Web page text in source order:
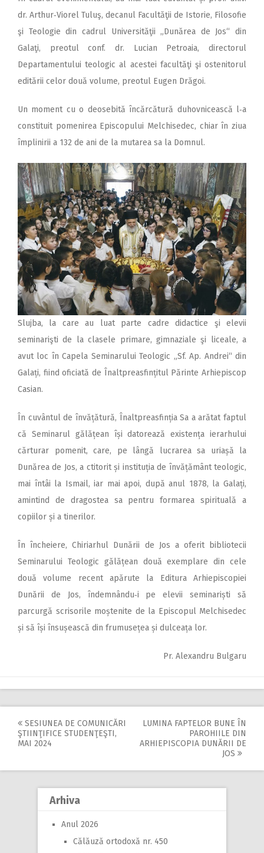
dr. Arthur‑Viorel Tuluş, decanul Facultăţii de Istorie, Filosofie
şi Teologie din cadrul Universităţii „Dunărea de Jos“ din
Galaţi, preotul conf. dr. Lucian Petroaia, directorul
Departamentului teologic al acestei facultăţi şi ostenitorul
editării celor două volume, preotul Eugen Drăgoi.
Un moment cu o deosebită încărcătură duhovnicească l‑a
constituit pomenirea Epis­copului Melchisedec, chiar în ziua
împlinirii a 132 de ani de la mutarea sa la Domnul.
Slujba, la care au luat parte cadre didactice şi elevii
seminarişti de la clasele primare, gimnaziale şi liceale, a
avut loc în Capela Seminarului Teologic „Sf. Ap. Andrei“ din
Galați, fiind oficiată de Înaltpreasfințitul Părinte Arhiepiscop
Casian.
În cuvântul de învățătură, Înaltpreasfinția Sa a arătat faptul
că Seminarul gălățean își datorează existența ierarhului
cărturar pomenit, care, pe lângă lucrarea sa uriașă la
Dunărea de Jos, a ctitorit și instituția de învățământ teologic,
mai întâi la Ismail, iar mai apoi, după anul 1878, la Galați,
amintind de dragostea sa pentru formarea spirituală a
copiilor și a tinerilor.
În încheiere, Chiriarhul Dunării de Jos a oferit bibliotecii
Seminarului Teologic gălățean două exemplare din cele
două volume recent apărute la Editura Arhiepiscopiei
Dunării de Jos, îndemnându‑i pe elevii seminariști să
parcurgă scrisorile moștenite de la Episcopul Melchisedec
și să își însușeas­că din frumusețea și dulceața lor.
Pr. Alexandru Bulgaru
Post
SESIUNEA DE COMUNICĂRI
ŞTIINŢIFICE STUDENŢEŞTI,
MAI 2024
LUMINA FAPTELOR BUNE ÎN
PAROHIILE DIN
ARHIEPISCOPIA DUNĂRII DE
JOS
Arhiva
Anul 2026
Călăuză ortodoxă nr. 450